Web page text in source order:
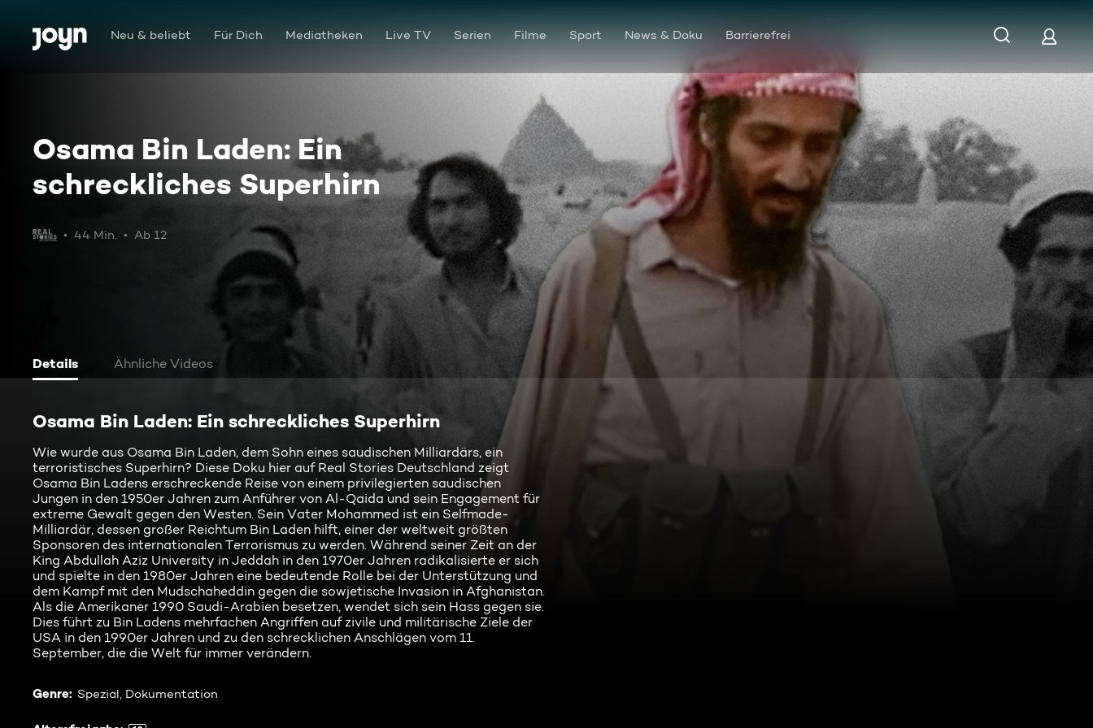
Zum Inhalt springen
Barrierefrei Neu & beliebt Für Dich Mediatheken Live TV Serien Filme Sport News & Doku Barrierefrei
Osama Bin Laden: Ein
schreckliches Superhirn
44 Min. Ab 12
Details Ähnliche Videos
Osama Bin Laden: Ein schreckliches Superhirn
Wie wurde aus Osama Bin Laden, dem Sohn eines saudischen Milliardärs, ein
terroristisches Superhirn? Diese Doku hier auf Real Stories Deutschland zeigt
Osama Bin Ladens erschreckende Reise von einem privilegierten saudischen
Jungen in den 1950er Jahren zum Anführer von Al-Qaida und sein Engagement für
extreme Gewalt gegen den Westen. Sein Vater Mohammed ist ein Selfmade-
Milliardär, dessen großer Reichtum Bin Laden hilft, einer der weltweit größten
Sponsoren des internationalen Terrorismus zu werden. Während seiner Zeit an der
King Abdullah Aziz University in Jeddah in den 1970er Jahren radikalisierte er sich
und spielte in den 1980er Jahren eine bedeutende Rolle bei der Unterstützung und
dem Kampf mit den Mudschaheddin gegen die sowjetische Invasion in Afghanistan.
Als die Amerikaner 1990 Saudi-Arabien besetzen, wendet sich sein Hass gegen sie.
Dies führt zu Bin Ladens mehrfachen Angriffen auf zivile und militärische Ziele der
USA in den 1990er Jahren und zu den schrecklichen Anschlägen vom 11.
September, die die Welt für immer verändern.
Genre: Spezial, Dokumentation